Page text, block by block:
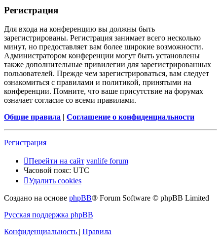
Регистрация
Для входа на конференцию вы должны быть
зарегистрированы. Регистрация занимает всего несколько
минут, но предоставляет вам более широкие возможности.
Администратором конференции могут быть установлены
также дополнительные привилегии для зарегистрированных
пользователей. Прежде чем зарегистрироваться, вам следует
ознакомиться с правилами и политикой, принятыми на
конференции. Помните, что ваше присутствие на форумах
означает согласие со всеми правилами.
Общие правила | Соглашение о конфиденциальности
Регистрация
Перейти на сайт vanlife forum
Часовой пояс: UTC
Удалить cookies
Создано на основе phpBB® Forum Software © phpBB Limited
Русская поддержка phpBB
Конфиденциальность | Правила